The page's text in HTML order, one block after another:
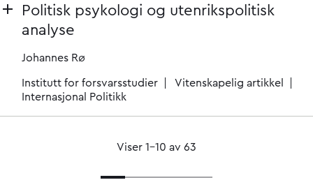
Politisk psykologi og utenrikspolitisk
analyse
Johannes Rø
Institutt for forsvarsstudier
Vitenskapelig artikkel
Internasjonal Politikk
Viser 1–10 av 63